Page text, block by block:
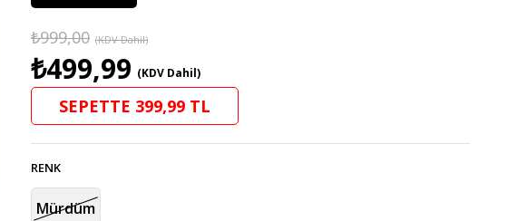
₺999,00 (KDV Dahil)
₺499,99 (KDV Dahil)
SEPETTE 399,99 TL
RENK
Mürdüm